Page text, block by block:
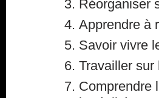
Réorganiser
Apprendre à
Savoir vivre
Travailler
Comprendre